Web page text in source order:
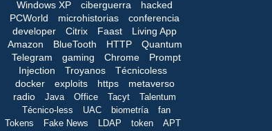
Windows XP
ciberguerra
hacked
PCWorld
microhistorias
conferencia
developer
Citrix Faast
Living App
Amazon
BlueTooth HTTP
Quantum
Telegram
gaming Chrome
Prompt
Injection
Troyanos
Técnicoless
docker
exploits https
metaverso
radio
Java Office Tacyt
Talentum
Técnico-less
UAC biometría
fan
Tokens
Fake News LDAP token
APT